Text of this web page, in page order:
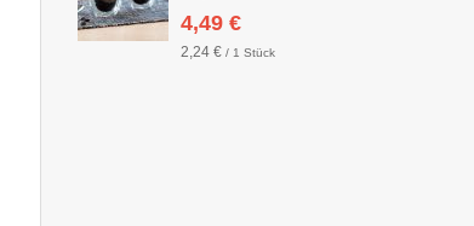
4,49 €
2,24 € / 1 Stück